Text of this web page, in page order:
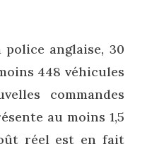
anglaise, 30
448 véhicules
commandes
au moins 1,5
réel est en fait